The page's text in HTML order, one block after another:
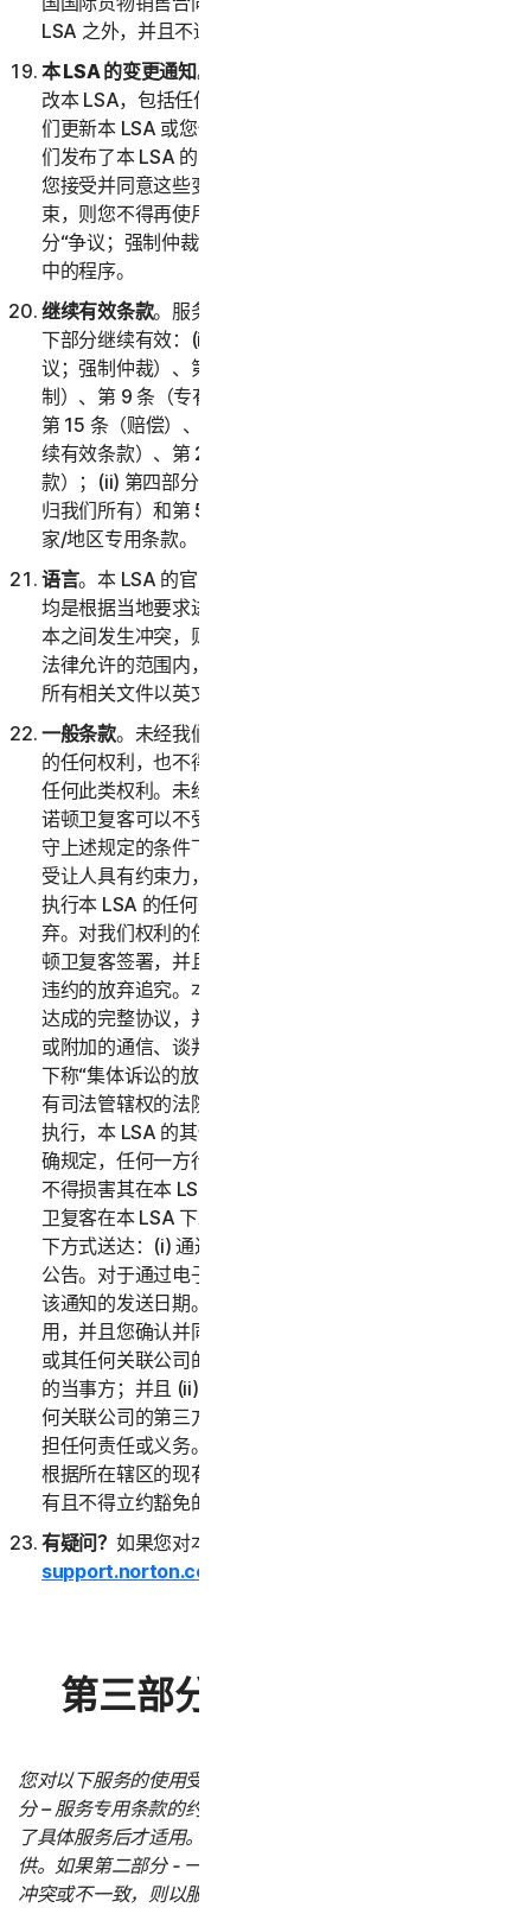
LSA 之外，并且不适用于本 LSA。
本 LSA 的变更通知。我们可能会经自行决定不时更新或修
改本 LSA，包括任何提述的政策和其他文件。请务必在我
们更新本 LSA 或您使用服务时查看本 LSA。如果您在我
们发布了本 LSA 的更新版本之后继续使用服务，则表示
您接受并同意这些变更。如果您不同意受这些变更的约
束，则您不得再使用服务。唯一例外情况是关于对第 2 部
分“争议；强制仲裁”的变更，对此您已经遵守第 2(i) 部分
中的程序。
继续有效条款。服务或您的帐户终止、中止或取消后，以
下部分继续有效：(i) 第二部分 – 一般条款的第 2 条（争
议；强制仲裁）、第 6 条（免责声明）、第 7 条（责任限
制）、第 9 条（专有权利）、第 11 条（反馈和评价）、
第 15 条（赔偿）、第 18 条（管辖法律）、第 20 条（继
续有效条款）、第 21 条（语言）和第 22 条（一般条
款）；(ii) 第四部分 – 软件授权许可条款的第 1 条（软件
归我们所有）和第 5 条（终止）；以及 (iii) 第五部分 – 国
家/地区专用条款。
语言。本 LSA 的官方语言是英语。对本协议的任何翻译
均是根据当地要求进行的，如果英语版本与任何非英语版
本之间发生冲突，则以本 LSA 的英语版本为准。在适用
法律允许的范围内，如有争议，双方确认已要求本协议和
所有相关文件以英文撰写。
一般条款。未经我们事先书面许可，您不得转让本协议下
的任何权利，也不得通过法律或其他方式全部或部分转让
任何此类权利。未经此类许可，任何声称转让均属无效。
诺顿卫复客可以不受限制地自由转让或让与本 LSA。在遵
守上述规定的条件下，本 LSA 对双方及其各自继受者和
受让人具有约束力，并且以其为受益人。诺顿卫复客未能
执行本 LSA 的任何条款并不表示对此类条款或权利的放
弃。对我们权利的任何放弃必须采用书面形式，并且经诺
顿卫复客签署，并且任何此类放弃均不得视为对未来任何
违约的放弃追究。本 LSA 构成了双方之间就其标的事项
达成的完整协议，并且取代了与之相关的所有先前或同期
或附加的通信、谈判或协议。除本 LSA 第 2(h) 部分（以
下称“集体诉讼的放弃”）中的任何条款外，如果仲裁员或
有司法管辖权的法院判定本 LSA 的任何部分无效或无法
执行，本 LSA 的其他部分的内容仍适用。除非本 LSA 明
确规定，任何一方行使其在本 LSA 下的任何补救措施均
不得损害其在本 LSA 或其他方面的其他补救措施。诺顿
卫复客在本 LSA 下发出的任何通知或其他通信将通过以
下方式送达：(i) 通过电子邮件；或 (ii) 通过在服务中发布
公告。对于通过电子邮件发出的通知，收到日期将被视为
该通知的发送日期。本 LSA 仅在您和诺顿卫复客之间适
用，并且您确认并同意：(i) 任何第三方，包括诺顿卫复客
或其任何关联公司的第三方渠道合作伙伴，均不是本 LSA
的当事方；并且 (ii) 没有第三方，包括诺顿卫复客或其任
何关联公司的第三方渠道合作伙伴，在本 LSA 下对您承
担任何责任或义务。本 LSA 中的任何内容均不会削弱您
根据所在辖区的现有消费者保护法或其他适用法律而应享
有且不得立约豁免的任何权利。
有疑问？ 如果您对本 LSA 或服务有疑问，请访问
support.norton.com
第三部分 - 服务专用条款
您对以下服务的使用受本 LSA 第二部分 – 一般条款和第三部
分 – 服务专用条款的约束。服务专用条款仅在您购买或使用
了具体服务后才适用。所有服务并非在所有国家/地区都提
供。如果第二部分 - 一般条款与任何服务专用条款之间存在
冲突或不一致，则以服务专用条款为准并适用。